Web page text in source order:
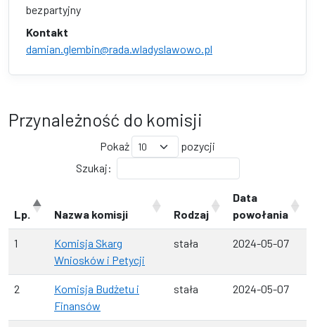
bezpartyjny
Kontakt
damian.glembin@rada.wladyslawowo.pl
Przynależność do komisji
Pokaż
pozycji
Szukaj:
Lp. Nazwa komisji Rodzaj
Data
powołania
1
Komisja Skarg
Wniosków i Petycji
stała 2024-05-07
2
Komisja Budżetu i
Finansów
stała 2024-05-07